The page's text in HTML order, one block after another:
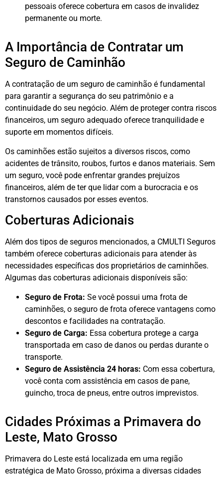
pessoais oferece cobertura em casos de invalidez
permanente ou morte.
A Importância de Contratar um
Seguro de Caminhão
A contratação de um seguro de caminhão é fundamental
para garantir a segurança do seu patrimônio e a
continuidade do seu negócio. Além de proteger contra riscos
financeiros, um seguro adequado oferece tranquilidade e
suporte em momentos difíceis.
Os caminhões estão sujeitos a diversos riscos, como
acidentes de trânsito, roubos, furtos e danos materiais. Sem
um seguro, você pode enfrentar grandes prejuízos
financeiros, além de ter que lidar com a burocracia e os
transtornos causados por esses eventos.
Coberturas Adicionais
Além dos tipos de seguros mencionados, a CMULTI Seguros
também oferece coberturas adicionais para atender às
necessidades específicas dos proprietários de caminhões.
Algumas das coberturas adicionais disponíveis são:
Seguro de Frota: Se você possui uma frota de
caminhões, o seguro de frota oferece vantagens como
descontos e facilidades na contratação.
Seguro de Carga: Essa cobertura protege a carga
transportada em caso de danos ou perdas durante o
transporte.
Seguro de Assistência 24 horas: Com essa cobertura,
você conta com assistência em casos de pane,
guincho, troca de pneus, entre outros imprevistos.
Cidades Próximas a Primavera do
Leste, Mato Grosso
Primavera do Leste está localizada em uma região
estratégica de Mato Grosso, próxima a diversas cidades